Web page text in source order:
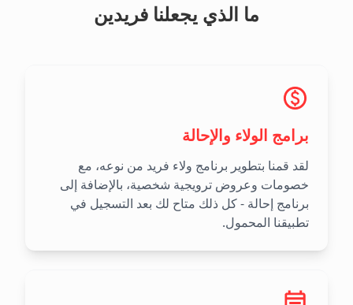
ما الذي يجعلنا فريدين
برامج الولاء والإحالة
لقد قمنا بتطوير برنامج ولاء فريد من نوعه، مع
خصومات وعروض ترويجية شخصية، بالإضافة إلى
برنامج إحالة - كل ذلك متاح لك بعد التسجيل في
تطبيقنا المحمول.